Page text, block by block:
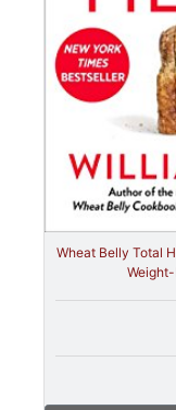
Wheat Belly Total